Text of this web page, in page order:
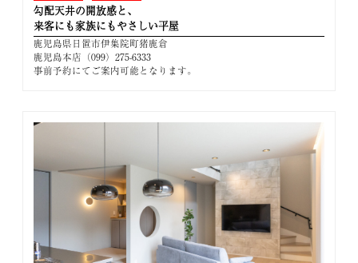
勾配天井の開放感と、
来客にも家族にもやさしい平屋
鹿児島県日置市伊集院町猪鹿倉
鹿児島本店（099）275-6333
事前予約にてご案内可能となります。